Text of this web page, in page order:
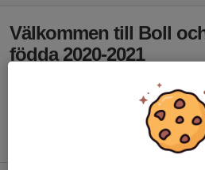
Välkommen till Boll
födda 2020-2021
Välkomna till Boll & Lek för barn
Vi kommer att träna lördagar